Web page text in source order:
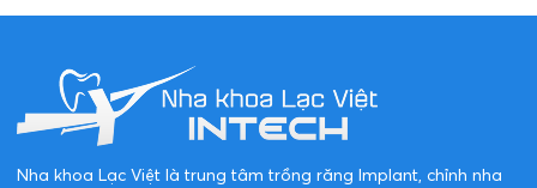
Nha khoa Lạc Việt là trung tâm trồng răng Implant, chỉnh nha